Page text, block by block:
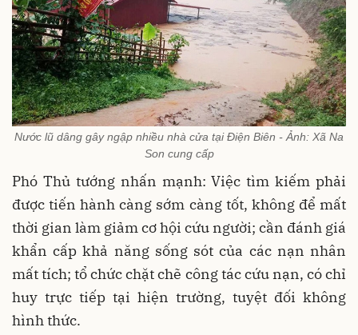
Nước lũ dâng gây ngập nhiều nhà cửa tại Điện Biên - Ảnh: Xã Na
Son cung cấp
Phó Thủ tướng nhấn mạnh: Việc tìm kiếm phải
được tiến hành càng sớm càng tốt, không để mất
thời gian làm giảm cơ hội cứu người; cần đánh giá
khẩn cấp khả năng sống sót của các nạn nhân
mất tích; tổ chức chặt chẽ công tác cứu nạn, có chỉ
huy trực tiếp tại hiện trường, tuyệt đối không
hình thức.